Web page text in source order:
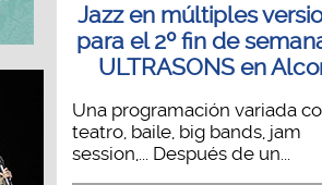
Jazz en múltiples
para el 2º fin de
ULTRASONS en
Una programación variada
teatro, baile, big bands, jam
session,... Después de un...